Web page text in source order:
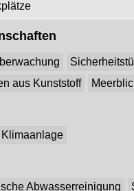
aus Kunststoff
Klimaanlage
Abwasserreinigung